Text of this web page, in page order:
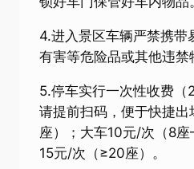
4.进入景区车辆严禁携带
有害等危险品或其他违禁
5.停车实行一次性收费
请提前扫码，便于快捷
座）；大车10元/次（8
15元/次（≥20座）。